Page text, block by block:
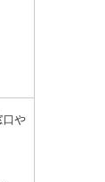
口や